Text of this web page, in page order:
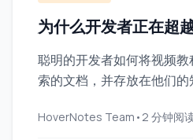
为什么开发者正在超
聪明的开发者如何将视频
索的文档，并存放在他们的
HoverNotes Team • 2 分钟阅